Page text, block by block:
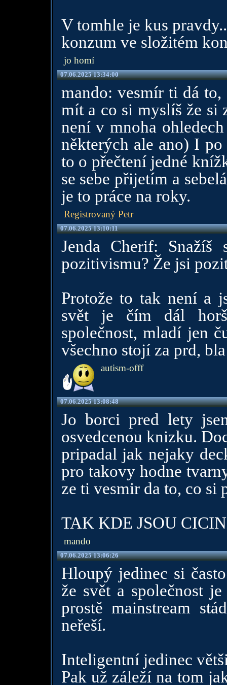
V tomhle je kus
konzum ve složitém
jo homí
07.06.2025 13:34:00
mando: vesmír ti dá to,
mít a co si myslíš že si
není v mnoha
některých ale ano) I
to o přečtení jedné
se sebe přijetím a
je to práce na roky.
Registrovaný Petr
07.06.2025 13:10:11
Jenda Cherif:
pozitivismu? Že jsi
Protože to tak není a
svět je čím dál
společnost, mladí jen
všechno stojí za prd,
autism-offf
07.06.2025 13:08:48
Jo borci pred lety
osvedcenou knizku.
pripadal jak nejaky
pro takovy hodne
ze ti vesmir da to, co si
TAK KDE JSOU
mando
07.06.2025 13:06:26
Hloupý jedinec si
že svět a společnost
prostě mainstream
neřeší.
Inteligentní jedinec
Pak už záleží na tom